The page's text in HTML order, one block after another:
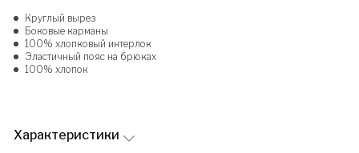
Круглый вырез
Боковые карманы
100% хлопковый интерлок
Эластичный пояс на брюках
100% хлопок
Характеристики